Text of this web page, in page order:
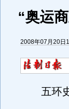
“奥运
2008年07月20日
五环